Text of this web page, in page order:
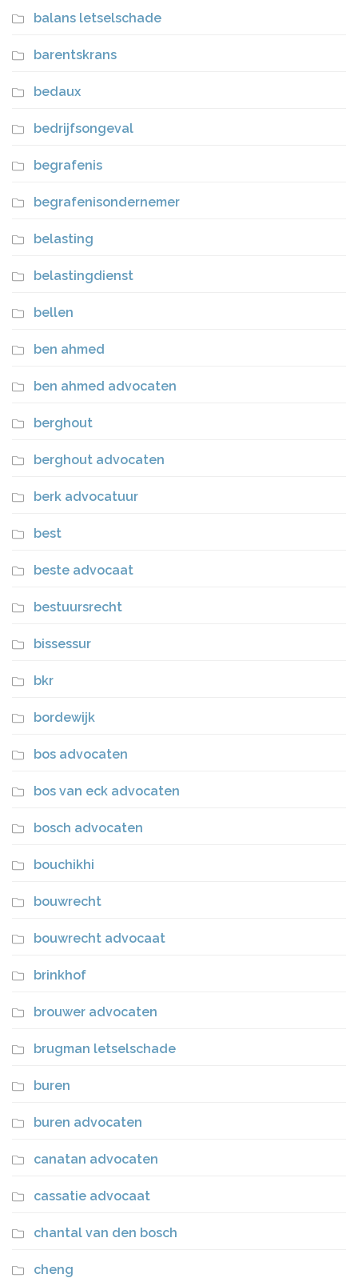
balans letselschade
barentskrans
bedaux
bedrijfsongeval
begrafenis
begrafenisondernemer
belasting
belastingdienst
bellen
ben ahmed
ben ahmed advocaten
berghout
berghout advocaten
berk advocatuur
best
beste advocaat
bestuursrecht
bissessur
bkr
bordewijk
bos advocaten
bos van eck advocaten
bosch advocaten
bouchikhi
bouwrecht
bouwrecht advocaat
brinkhof
brouwer advocaten
brugman letselschade
buren
buren advocaten
canatan advocaten
cassatie advocaat
chantal van den bosch
cheng